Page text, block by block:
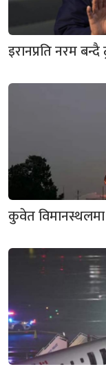
इरानप्रति नरम
कुवेत विमानस्थलमा